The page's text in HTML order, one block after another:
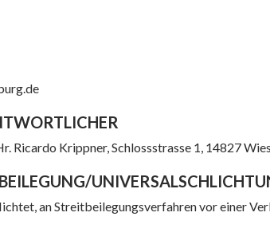
Ricardo Krippner, Schlossstrasse 1, 14827
an Streitbeilegungsverfahren vor einer